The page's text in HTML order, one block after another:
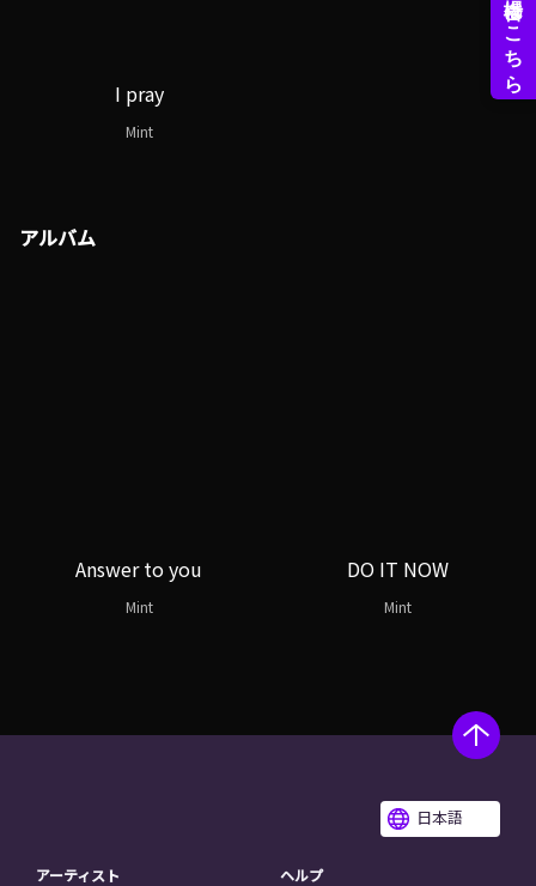
I pray
Mint
アルバム
Answer to you
Mint
DO IT NOW
Mint
日本語
アーティスト ヘルプ